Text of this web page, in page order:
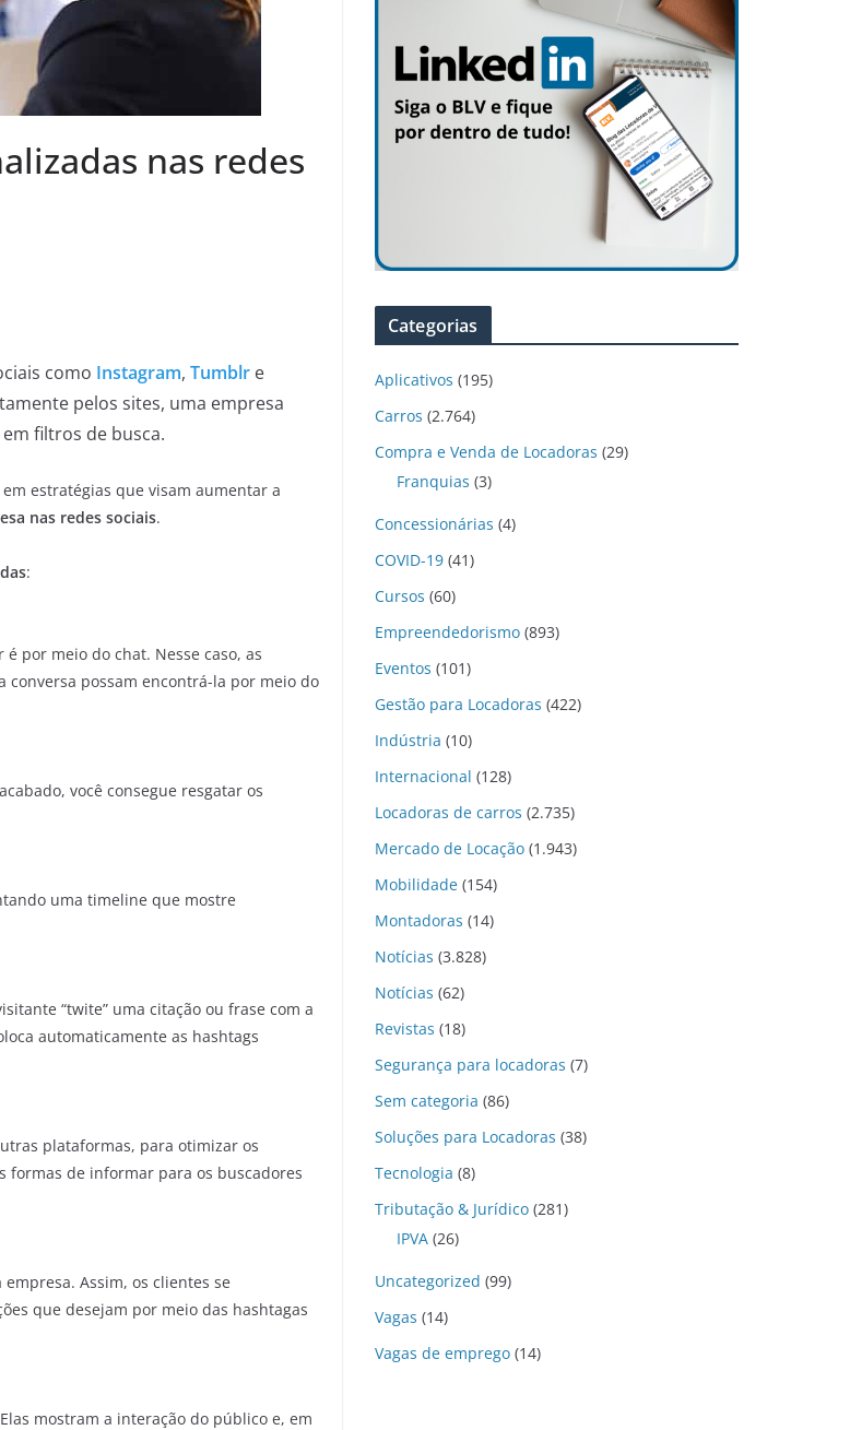
nas redes
como Instagram, Tumblr e
pelos sites, uma empresa
filtros de busca.
estratégias que visam aumentar a
nas redes sociais.
:
por meio do chat. Nesse caso, as
possam encontrá-la por meio do
você consegue resgatar os
uma timeline que mostre
“twite” uma citação ou frase com a
automaticamente as hashtags
plataformas, para otimizar os
formas de informar para os buscadores
Assim, os clientes se
que desejam por meio das hashtagas
mostram a interação do público e, em
Categorias
Aplicativos (195)
Carros (2.764)
Compra e Venda de Locadoras (29)
Franquias (3)
Concessionárias (4)
COVID-19 (41)
Cursos (60)
Empreendedorismo (893)
Eventos (101)
Gestão para Locadoras (422)
Indústria (10)
Internacional (128)
Locadoras de carros (2.735)
Mercado de Locação (1.943)
Mobilidade (154)
Montadoras (14)
Notícias (3.828)
Notícias (62)
Revistas (18)
Segurança para locadoras (7)
Sem categoria (86)
Soluções para Locadoras (38)
Tecnologia (8)
Tributação & Jurídico (281)
IPVA (26)
Uncategorized (99)
Vagas (14)
Vagas de emprego (14)